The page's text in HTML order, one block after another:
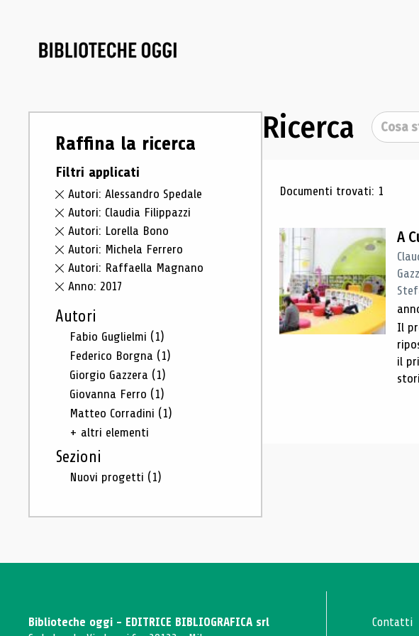
Raffina la ricerca
Filtri applicati
Autori: Alessandro Spedale
Autori: Claudia Filippazzi
Autori: Lorella Bono
Autori: Michela Ferrero
Autori: Raffaella Magnano
Anno: 2017
Autori
Fabio Guglielmi (1)
Federico Borgna (1)
Giorgio Gazzera (1)
Giovanna Ferro (1)
Matteo Corradini (1)
+ altri elementi
Sezioni
Nuovi progetti (1)
Ricerca Cerca
Risultati di
Documenti trovati: 1
A
Il
il
Biblioteche oggi - EDITRICE BIBLIOGRAFICA srl
Contatti